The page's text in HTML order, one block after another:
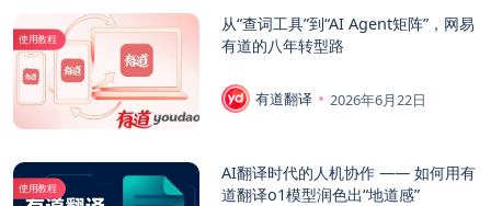
使用教程
从“查词工具”到“AI Agent矩阵”，网易
有道的八年转型路
有道翻译 2026年6月22日
使用教程
AI翻译时代的人机协作 —— 如何用有
道翻译o1模型润色出“地道感”